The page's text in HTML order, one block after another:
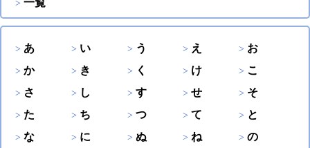
あ い う え
お
か
き く け
こ
さ
し す せ
そ
た
ち つ て
と
な
に ぬ ね
の